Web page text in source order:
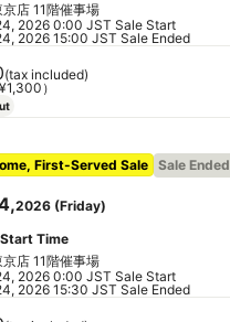
京店 11階催事場
2026 0:00 JST Sale Start
2026 15:00 JST Sale Ended
(tax included)
）
First-Served Sale Sale Ended
,2026 (Friday)
Start Time
京店 11階催事場
2026 0:00 JST Sale Start
2026 15:30 JST Sale Ended